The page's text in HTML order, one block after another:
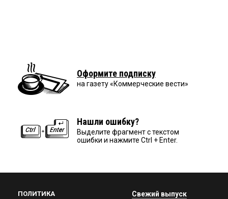
Оформите подписку
на газету «Коммерческие вести»
Нашли ошибку?
Выделите фрагмент с текстом
ошибки и нажмите Ctrl + Enter.
ПОЛИТИКА Свежий выпуск